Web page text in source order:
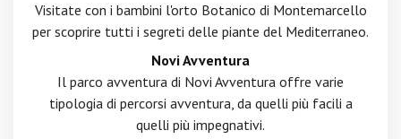
Visitate con i bambini l'orto Botanico di Montemarcello
per scoprire tutti i segreti delle piante del Mediterraneo.
Novi Avventura
Il parco avventura di Novi Avventura offre varie
tipologia di percorsi avventura, da quelli più facili a
quelli più impegnativi.